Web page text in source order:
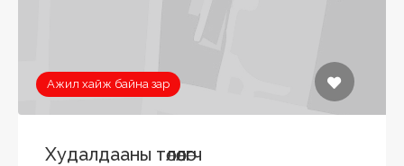
Ажил хайж байна зар
Худалдааны төлөөлөгч